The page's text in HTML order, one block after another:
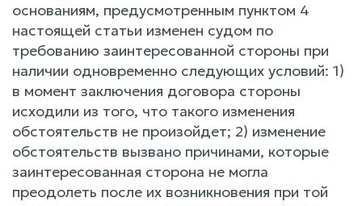
основаниям, предусмотренным пунктом 4
настоящей статьи изменен судом по
требованию заинтересованной стороны при
наличии одновременно следующих условий: 1)
в момент заключения договора стороны
исходили из того, что такого изменения
обстоятельств не произойдет; 2) изменение
обстоятельств вызвано причинами, которые
заинтересованная сторона не могла
преодолеть после их возникновения при той